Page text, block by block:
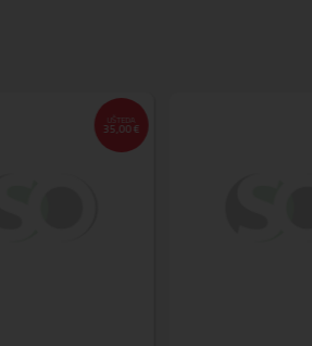
UŠTEDA
35,00 €